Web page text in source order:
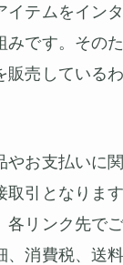
イテムをイン
みです。その
販売している
やお支払いに
取引となりま
各リンク先で
、消費税、送